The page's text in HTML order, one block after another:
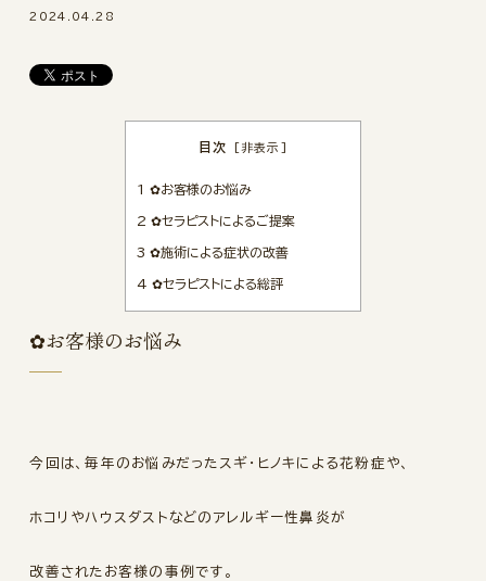
2024.04.28
目次 非表示
1 ✿お客様のお悩み
2 ✿セラピストによるご提案
3 ✿施術による症状の改善
4 ✿セラピストによる総評
✿お客様のお悩み
今回は、毎年のお悩みだったスギ・ヒノキによる花粉症や、
ホコリやハウスダストなどのアレルギー性鼻炎が
改善されたお客様の事例です。